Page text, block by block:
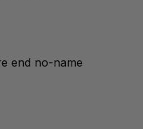
end no-name